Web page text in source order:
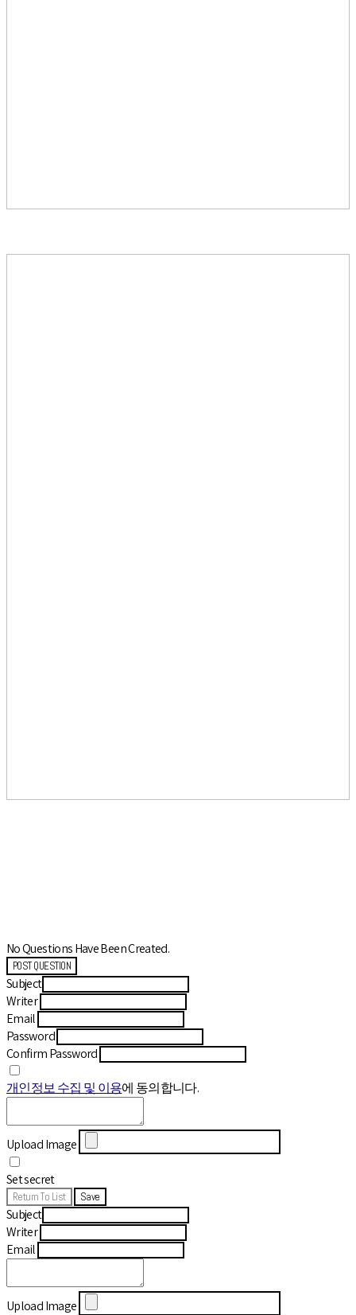
No Questions Have Been Created.
POST QUESTION
Subject
Writer
Email
Password
Confirm Password
개인정보 수집 및 이용에 동의합니다.
Upload Image
Set secret
Return To List Save
Subject
Writer
Email
Upload Image